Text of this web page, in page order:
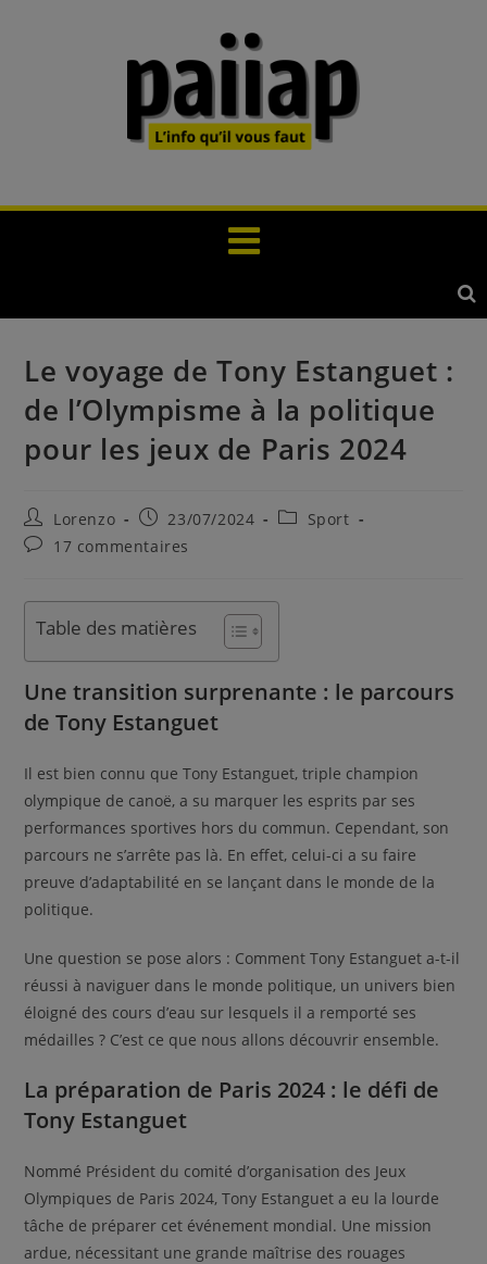
Le voyage de Tony Estanguet :
de l’Olympisme à la politique
pour les jeux de Paris 2024
Lorenzo 23/07/2024
Sport
17 commentaires
Table des matières
Une transition surprenante : le parcours
de Tony Estanguet
Il est bien connu que Tony Estanguet, triple champion
olympique de canoë, a su marquer les esprits par ses
performances sportives hors du commun. Cependant, son
parcours ne s’arrête pas là. En effet, celui-ci a su faire
preuve d’adaptabilité en se lançant dans le monde de la
politique.
Une question se pose alors : Comment Tony Estanguet a-t-il
réussi à naviguer dans le monde politique, un univers bien
éloigné des cours d’eau sur lesquels il a remporté ses
médailles ? C’est ce que nous allons découvrir ensemble.
La préparation de Paris 2024 : le défi de
Tony Estanguet
Nommé Président du comité d’organisation des Jeux
Olympiques de Paris 2024, Tony Estanguet a eu la lourde
tâche de préparer cet événement mondial. Une mission
ardue, nécessitant une grande maîtrise des rouages